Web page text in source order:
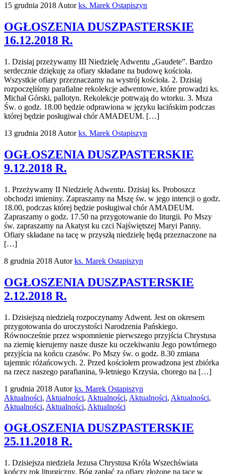
15 grudnia 2018 Autorks. Marek Ostapiszyn
OGŁOSZENIA DUSZPASTERSKIE
16.12.2018 R.
1. Dzisiaj przeżywamy III Niedzielę Adwentu „Gaudete”. Bardzo
serdecznie dziękuję za ofiary składane na budowę kościoła.
Wszystkie ofiary przeznaczamy na wystrój kościoła. 2. Dzisiaj
rozpoczęliśmy parafialne rekolekcje adwentowe, które prowadzi ks.
Michał Górski, pallotyn. Rekolekcje potrwają do wtorku. 3. Msza
Św. o godz. 18.00 będzie odprawiona w języku łacińskim podczas
której będzie posługiwał chór AMADEUM. […]
13 grudnia 2018 Autorks. Marek Ostapiszyn
OGŁOSZENIA DUSZPASTERSKIE
9.12.2018 R.
1. Przeżywamy II Niedzielę Adwentu. Dzisiaj ks. Proboszcz
obchodzi imieniny. Zapraszamy na Mszę św. w jego intencji o godz.
18.00, podczas której będzie posługiwał chór AMADEUM.
Zapraszamy o godz. 17.50 na przygotowanie do liturgii. Po Mszy
św. zapraszamy na Akatyst ku czci Najświętszej Maryi Panny.
Ofiary składane na tacę w przyszłą niedzielę będą przeznaczone na
[…]
8 grudnia 2018 Autorks. Marek Ostapiszyn
OGŁOSZENIA DUSZPASTERSKIE
2.12.2018 R.
1. Dzisiejszą niedzielą rozpoczynamy Adwent. Jest on okresem
przygotowania do uroczystości Narodzenia Pańskiego.
Równocześnie przez wspomnienie pierwszego przyjścia Chrystusa
na ziemię kierujemy nasze dusze ku oczekiwaniu Jego powtórnego
przyjścia na końcu czasów. Po Mszy św. o godz. 8.30 zmiana
tajemnic różańcowych. 2. Przed kościołem prowadzona jest zbiórka
na rzecz naszego parafianina, 9-letniego Krzysia, chorego na […]
1 grudnia 2018 Autorks. Marek Ostapiszyn
Aktualności, Aktualności, Aktualności, Aktualności, Aktualności,
Aktualności, Aktualności, Aktualności
OGŁOSZENIA DUSZPASTERSKIE
25.11.2018 R.
1. Dzisiejsza niedziela Jezusa Chrystusa Króla Wszechświata
kończy rok liturgiczny. Bóg zapłać za ofiary złożone na tacę w